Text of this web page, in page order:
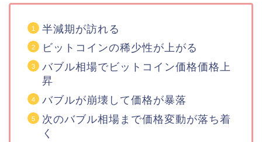
半減期が訪れる
ビットコインの稀少性が上がる
バブル相場でビットコイン価格価格上
昇
バブルが崩壊して価格が暴落
次のバブル相場まで価格変動が落ち着
く